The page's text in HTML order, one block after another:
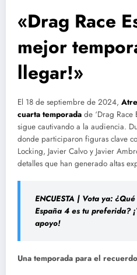
«Drag Race
mejor
llegar!»
El 18 de septiembre de 2024,
cuarta temporada de ‘Drag Race
sigue cautivando a la audiencia.
donde participaron figuras clave
Locking, Javier Calvo y Javier
detalles que han generado altas
ENCUESTA | Vota ya:
España 4 es tu preferida?
apoyo!
Una temporada para el recuerdo